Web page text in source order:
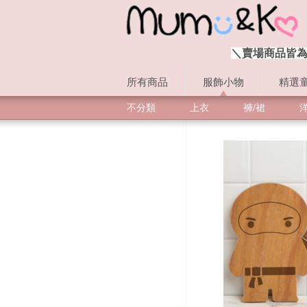
所有商品 服飾小物 精選
＼賣場商品皆
不分類 上衣 褲/裙